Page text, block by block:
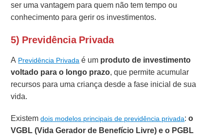
ser uma vantagem para quem não tem tempo ou
conhecimento para gerir os investimentos.
5) Previdência Privada
A Previdência Privada é um produto de investimento
voltado para o longo prazo, que permite acumular
recursos para uma criança desde a fase inicial de sua
vida.
Existemdois modelos principais de previdência privada:o
VGBL (Vida Gerador de Benefício Livre) e o PGBL